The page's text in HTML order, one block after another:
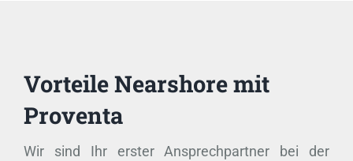
VorteileNearshoremit
Proventa
Wir sind Ihr erster Ansprechpartner bei der